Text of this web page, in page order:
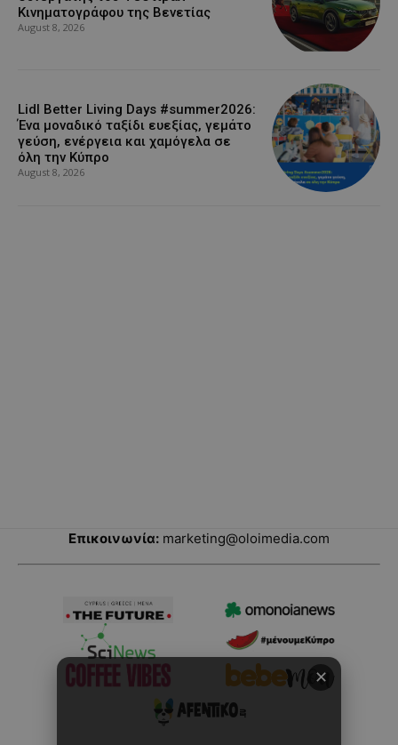
Κινηματογράφου της Βενετίας
August 8, 2026
Lidl Better Living Days #summer2026:
Ένα μοναδικό ταξίδι ευεξίας, γεμάτο
γεύση, ενέργεια και χαμόγελα σε
όλη την Κύπρο
August 8, 2026
Επικοινωνία: marketing@oloimedia.com
✕